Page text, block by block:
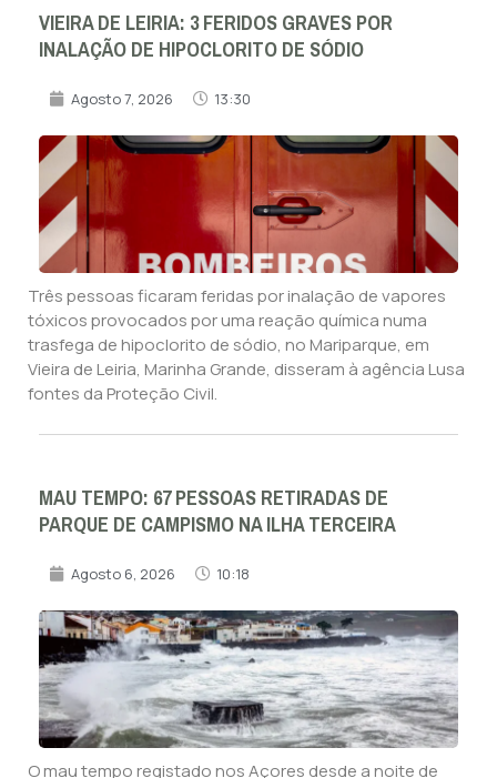
VIEIRA DE LEIRIA: 3 FERIDOS GRAVES POR
INALAÇÃO DE HIPOCLORITO DE SÓDIO
Agosto 7, 2026 13:30
Três pessoas ficaram feridas por inalação de vapores
tóxicos provocados por uma reação química numa
trasfega de hipoclorito de sódio, no Mariparque, em
Vieira de Leiria, Marinha Grande, disseram à agência Lusa
fontes da Proteção Civil.
MAU TEMPO: 67 PESSOAS RETIRADAS DE
PARQUE DE CAMPISMO NA ILHA TERCEIRA
Agosto 6, 2026 10:18
O mau tempo registado nos Açores desde a noite de